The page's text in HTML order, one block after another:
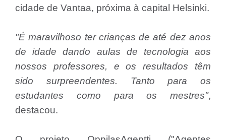
cidade de Vantaa, próxima à capital Helsinki.
"É maravilhoso ter crianças de até dez anos
de idade dando aulas de tecnologia aos
nossos professores, e os resultados têm
sido surpreendentes. Tanto para os
estudantes como para os mestres",
destacou.